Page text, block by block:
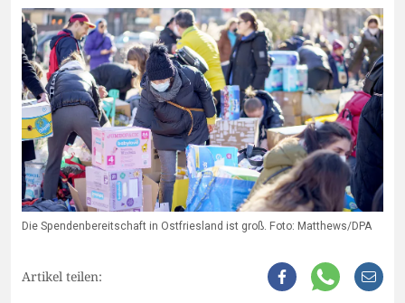
Die Spendenbereitschaft in Ostfriesland ist groß. Foto: Matthews/DPA
Artikel teilen: